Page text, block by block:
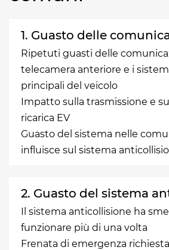
1. Guasto delle
Ripetuti guasti delle
telecamera anteriore e i
principali del veicolo
Impatto sulla trasmissione e
ricarica EV
Guasto del sistema nelle
influisce sul sistema
2. Guasto del sistema
Il sistema anticollisione ha
funzionare più di una volta
Frenata di emergenza